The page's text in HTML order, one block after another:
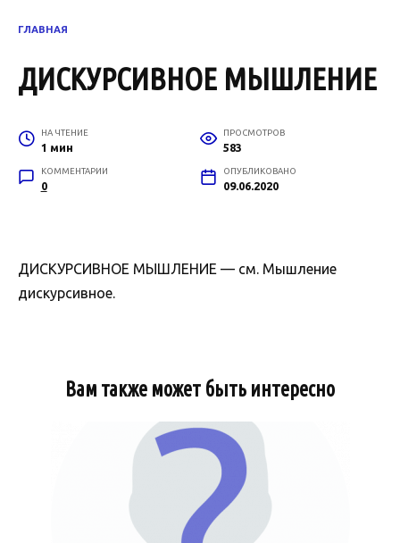
ГЛАВНАЯ
ДИСКУРСИВНОЕ МЫШЛЕНИЕ
НА ЧТЕНИЕ
1 мин
ПРОСМОТРОВ
583
КОММЕНТАРИИ
0
ОПУБЛИКОВАНО
09.06.2020
ДИСКУРСИВНОЕ МЫШЛЕНИЕ — см. Мышление
дискурсивное.
Вам также может быть интересно